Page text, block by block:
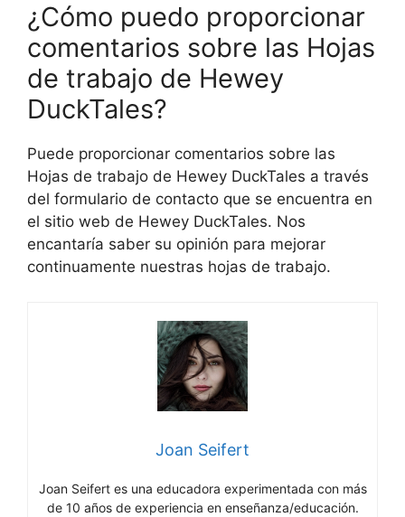
¿Cómo puedo proporcionar
comentarios sobre las Hojas
de trabajo de Hewey
DuckTales?
Puede proporcionar comentarios sobre las
Hojas de trabajo de Hewey DuckTales a través
del formulario de contacto que se encuentra en
el sitio web de Hewey DuckTales. Nos
encantaría saber su opinión para mejorar
continuamente nuestras hojas de trabajo.
Joan Seifert
Joan Seifert es una educadora experimentada con más
de 10 años de experiencia en enseñanza/educación.